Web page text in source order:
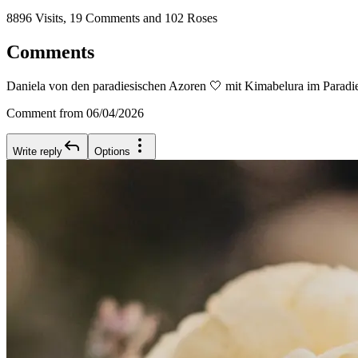
8896 Visits, 19 Comments and 102 Roses
Comments
Daniela von den paradiesischen Azoren 🤍 mit Kimabelura im
Comment from 06/04/2026
Write reply Options